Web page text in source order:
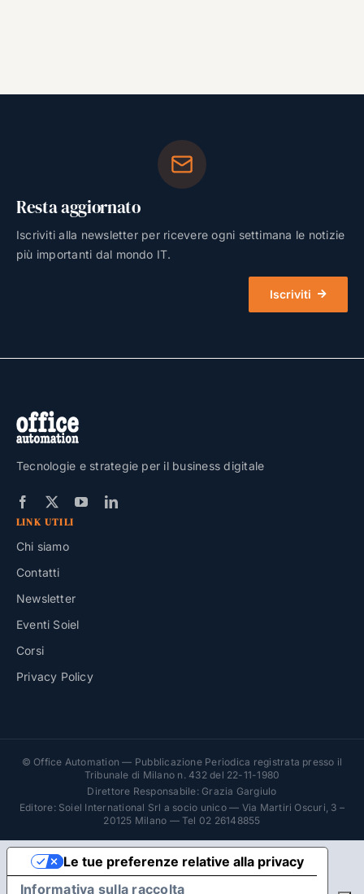
Resta aggiornato
Iscriviti alla newsletter per ricevere ogni settimana le notizie
più importanti dal mondo IT.
Iscriviti
Tecnologie e strategie per il business digitale
LINK UTILI
Chi siamo
Contatti
Newsletter
Eventi Soiel
Corsi
Privacy Policy
© Office Automation — Pubblicazione Periodica registrata presso il
Tribunale di Milano n. 432 del 22-11-1980
Direttore Responsabile: Grazia Gargiulo
Editore: Soiel International Srl a socio unico — Via Martiri Oscuri, 3 –
20125 Milano — Tel 02 26148855
Informativa sulla raccolta
Le tue preferenze relative alla privacy